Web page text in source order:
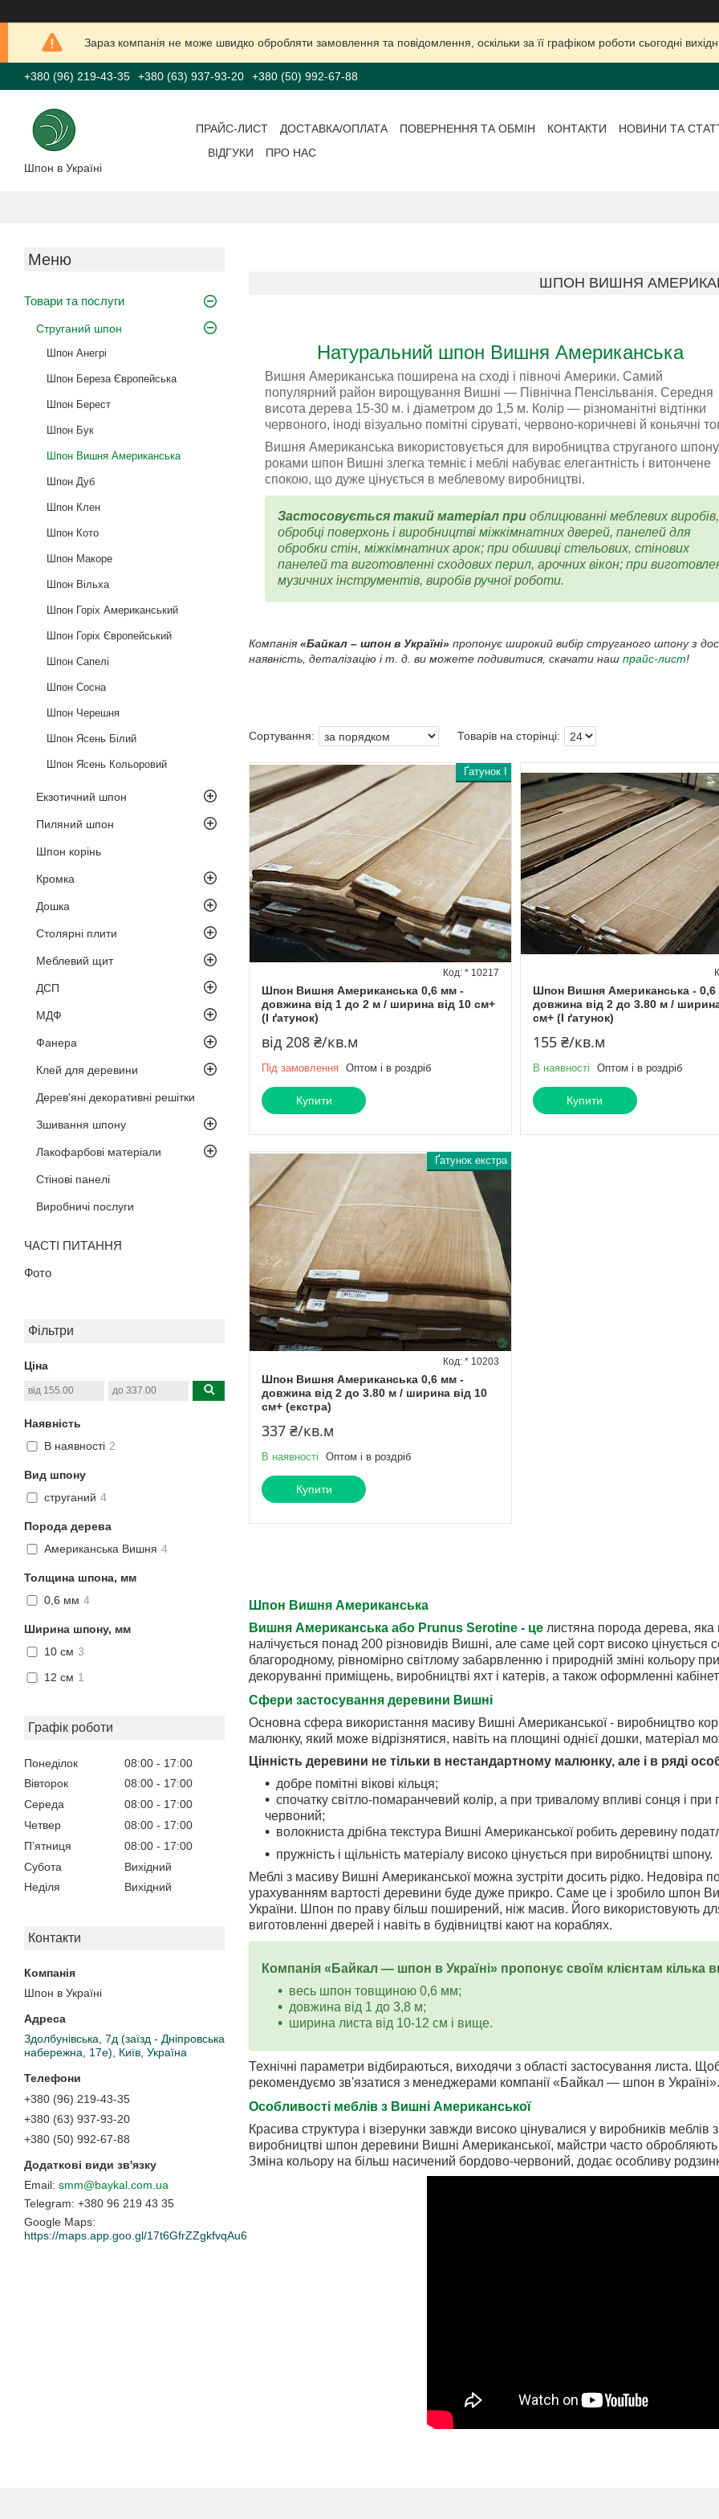
Зараз компанія не може швидко обробляти замовлення та повідомлення, оскільки за її графіком роботи сьогодні
+380 (96) 219-43-35 +380 (63) 937-93-20 +380 (50) 992-67-88
Шпон в Україні
ПРАЙС-ЛИСТ ДОСТАВКА/ОПЛАТА ПОВЕРНЕННЯ ТА ОБМІН КОНТАКТИ
НОВИНИ ТА
ВІДГУКИ
ПРО НАС
Товари та послуги
Струганий шпон
Шпон Анегрі
Шпон Береза Європейська
Шпон Берест
Шпон Бук
Шпон Вишня Американська
Шпон Дуб
Шпон Клен
Шпон Кото
Шпон Макоре
Шпон Вільха
Шпон Горіх Американський
Шпон Горіх Європейський
Шпон Сапелі
Шпон Сосна
Шпон Черешня
Шпон Ясень Білий
Шпон Ясень Кольоровий
Екзотичний шпон
Пиляний шпон
Шпон корінь
Кромка
Дошка
Столярні плити
Меблевий щит
ДСП
МДФ
Фанера
Клей для деревини
Дерев'яні декоративні решітки
Зшивання шпону
Лакофарбові матеріали
Стінові панелі
Виробничі послуги
ЧАСТІ ПИТАННЯ
Фото
Фільтри
Ціна
Наявність
В наявності 2
Вид шпону
струганий 4
Порода дерева
Американська Вишня 4
Толщина шпона, мм
0,6 мм 4
Ширина шпону, мм
10 см 3
12 см 1
Графік роботи
Понеділок 08:00
17:00
Вівторок
08:00
17:00
Середа
08:00
17:00
Четвер
08:00
17:00
Пʼятниця
08:00
17:00
Субота
Вихідний
Неділя
Вихідний
Контакти
Шпон в Україні
Здолбунівська, 7д (заїзд - Дніпровська
набережна, 17е), Київ, Україна
+380 (96) 219-43-35
+380 (63) 937-93-20
+380 (50) 992-67-88
smm@baykal.com.ua
+380 96 219 43 35
Google Maps
https://maps.app.goo.gl/17t6GfrZZgkfvqAu6
ШПОН ВИШНЯ
Натуральний шпон Вишня Американська
Вишня Американська поширена на сході і півночі Америки. Самий
популярний район вирощування Вишні — Північна Пенсільванія. Середня
висота дерева 15-30 м. і діаметром до 1,5 м. Колір — різноманітні відтінки
червоного, іноді візуально помітні сіруваті, червоно-коричневі й коньячні
Вишня Американська використовується для виробництва струганого
роками шпон Вишні злегка темніє і меблі набуває елегантність і витончене
спокою, що дуже цінується в меблевому виробництві.
Застосовується такий матеріал при облицюванні меблевих виробів,
обробці поверхонь і виробництві міжкімнатних дверей, панелей для
обробки стін, міжкімнатних арок; при обшивці стельових, стінових
панелей та виготовленні сходових перил, арочних вікон; при
музичних інструментів, виробів ручної роботи.
Компанія «Байкал – шпон в Україні» пропонує широкий вибір струганого шпону з
наявність, деталізацію і т. д. ви можете подивитися, скачати наш прайс-лист!
Ґатунок I
Шпон Вишня Американська 0,6 мм -
довжина від 1 до 2 м / ширина від 10 см+
(I ґатунок)
* 10217
від 208 ₴/кв.м
Під замовлення Оптом і в роздріб
Купити
Шпон Вишня Американська - 0,6
довжина від 2 до 3.80 м /
см+ (I ґатунок)
155 ₴/кв.м
В наявності Оптом і в роздріб
Купити
Ґатунок екстра
Шпон Вишня Американська 0,6 мм -
довжина від 2 до 3.80 м / ширина від 10
см+ (екстра)
* 10203
337 ₴/кв.м
В наявності Оптом і в роздріб
Купити
Шпон Вишня Американська
Вишня Американська або Prunus Serotine - це листяна порода дерева,
налічується понад 200 різновидів Вишні, але саме цей сорт високо
благородному, рівномірно світлому забарвленню і природній зміні кольору
декоруванні приміщень, виробництві яхт і катерів, а також оформленні
Сфери застосування деревини Вишні
Основна сфера використання масиву Вишні Американської - виробництво
малюнку, який може відрізнятися, навіть на площині однієї дошки, матеріал
Цінність деревини не тільки в нестандартному малюнку, але і в ряді
добре помітні вікові кільця;
спочатку світло-помаранчевий колір, а при тривалому впливі сонця і
червоний;
волокниста дрібна текстура Вишні Американської робить деревину
пружність і щільність матеріалу високо цінується при виробництві шпону.
Меблі з масиву Вишні Американської можна зустріти досить рідко. Недовіра
урахуванням вартості деревини буде дуже прикро. Саме це і зробило шпон
України. Шпон по праву більш поширений, ніж масив. Його використовують
виготовленні дверей і навіть в будівництві кают на кораблях.
Компанія «Байкал — шпон в Україні» пропонує своїм клієнтам кілька
весь шпон товщиною 0,6 мм;
довжина від 1 до 3,8 м;
ширина листа від 10-12 см і вище.
Технічні параметри відбираються, виходячи з області застосування листа.
рекомендуємо зв'язатися з менеджерами компанії «Байкал — шпон в Україні».
Особливості меблів з Вишні Американської
Красива структура і візерунки завжди високо цінувалися у виробників
виробництві шпон деревини Вишні Американської, майстри часто
Зміна кольору на більш насичений бордово-червоний, додає особливу